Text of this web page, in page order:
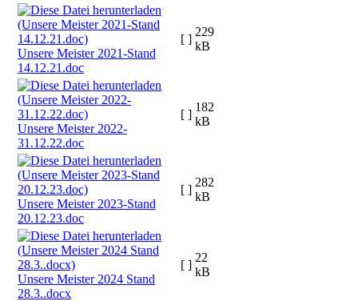
Unsere Meister 2021-Stand
14.12.21.doc
[ ]
229
kB
Unsere Meister 2022-
31.12.22.doc
[ ]
182
kB
Unsere Meister 2023-Stand
20.12.23.doc
[ ]
282
kB
Unsere Meister 2024 Stand
28.3..docx
[ ]
22
kB